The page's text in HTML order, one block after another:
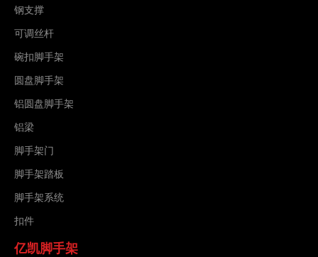
钢支撑
可调丝杆
碗扣脚手架
圆盘脚手架
铝圆盘脚手架
铝梁
脚手架门
脚手架踏板
脚手架系统
扣件
亿凯脚手架